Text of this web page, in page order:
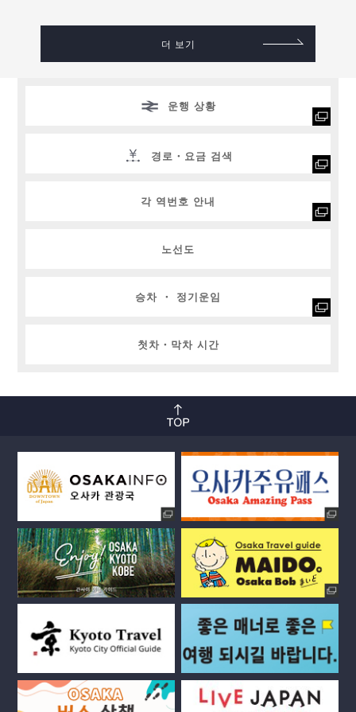
더 보기
운행 상황
경로・요금 검색
각 역번호 안내
노선도
승차 ・ 정기운임
첫차・막차 시간